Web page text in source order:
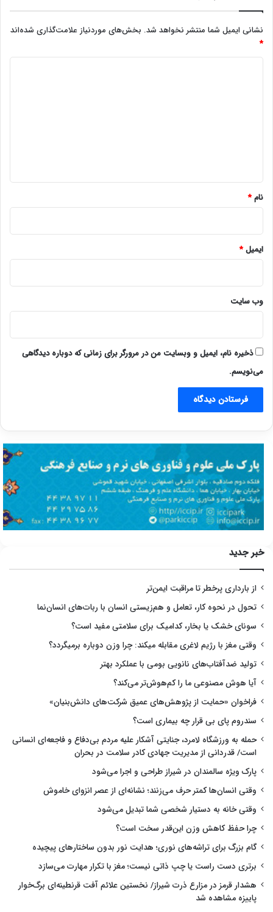
نشانی ایمیل شما منتشر نخواهد شد. بخش‌های موردنیاز علامت‌گذاری شده‌اند
*
نام*
ایمیل*
وب‌ سایت
ذخیره نام، ایمیل و وبسایت من در مرورگر برای زمانی که دوباره دیدگاهی
می‌نویسم.
خبر جدید
از بارداری پرخطر تا مراقبت ایمن‌تر
تحول در نحوه کار، تعامل و هم‌زیستی انسان با ربات‌های انسان‌نما
سونای خشک یا بخار، کدامیک برای سلامتی مفید است؟
وقتی مغز با رژیم لاغری مقابله میکند: چرا وزن دوباره برمیگردد؟
تولید ضدآفتاب‌های نانویی بومی با عملکرد بهتر
آیا هوش مصنوعی ما را کم‌هوش‌تر می‌کند؟
فراخوان «حمایت از پژوهش‌های عمیق شرکت‌های دانش‌بنیان»
سندروم پای بی قرار چه بیماری است؟
حمله به ورزشگاه لامرد، جنایتی آشکار علیه مردم بی‌دفاع و فاجعه‌ای انسانی
است/ قدردانی از مدیریت جهادی کادر سلامت در بحران
پارک ویژه سالمندان در شیراز طراحی و اجرا می‌شود
وقتی انسان‌ها کمتر حرف می‌زنند؛ نشانه‌ای از عصر انزوای خاموش
وقتی خانه به دستیار شخصی شما تبدیل می‌شود
چرا حفظ کاهش وزن این‌قدر سخت است؟
گام بزرگ برای تراشه‌های نوری؛ هدایت نور بدون ساختارهای پیچیده
برتری دست راست یا چپ ذاتی نیست؛ مغز با تکرار مهارت می‌سازد
هشدار قرمز در مزارع ذرت شیراز/ نخستین علائم آفت قرنطینه‌ای برگ‌خوار
پاییزه مشاهده شد